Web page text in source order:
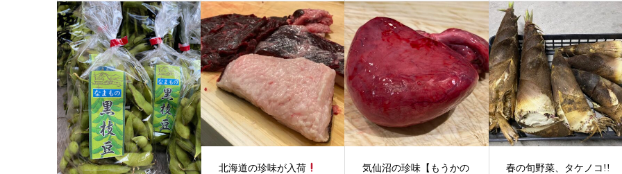
北海道の珍味が入荷
気仙沼の珍味【もうかの
春の旬野菜、タケノコ!!